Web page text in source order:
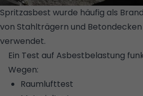
Spritzasbest wurde häufig als
von Stahlträgern und
verwendet.
Ein Test auf Asbestbelastung
Wegen:
Raumlufttest